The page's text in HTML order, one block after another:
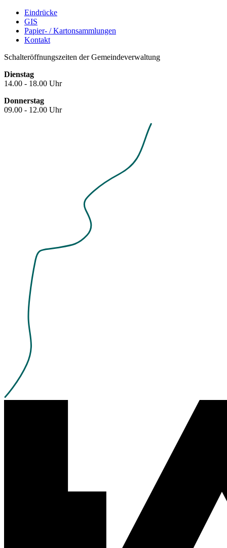
Eindrücke
GIS
Papier- / Kartonsammlungen
Kontakt
Schalteröffnungszeiten der Gemeindeverwaltung
Dienstag
14.00 - 18.00 Uhr
Donnerstag
09.00 - 12.00 Uhr